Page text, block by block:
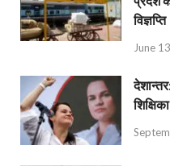
विज्ञप्ति
June